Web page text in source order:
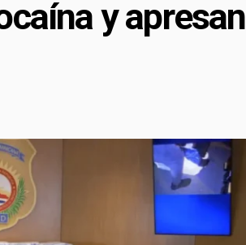
y apresan